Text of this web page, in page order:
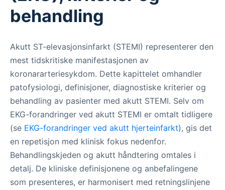
behandling
Akutt ST-elevasjonsinfarkt (STEMI) representerer den
mest tidskritiske manifestasjonen av
koronararteriesykdom. Dette kapittelet omhandler
patofysiologi, definisjoner, diagnostiske kriterier og
behandling av pasienter med akutt STEMI. Selv om
EKG-forandringer ved akutt STEMI er omtalt tidligere
(se EKG-forandringer ved akutt hjerteinfarkt), gis det
en repetisjon med klinisk fokus nedenfor.
Behandlingskjeden og akutt håndtering omtales i
detalj. De kliniske definisjonene og anbefalingene
som presenteres, er harmonisert med retningslinjene